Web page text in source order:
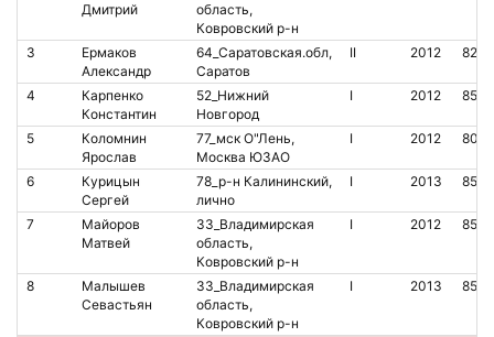
Дмитрий
область,
Ковровский р-н
3
Ермаков
Александр
64_Саратовская.обл,
Саратов
II 2012
4
Карпенко
Константин
52_Нижний
Новгород
I 2012
5
Коломнин
Ярослав
77_мск О"Лень,
Москва ЮЗАО
I 2012
6
Курицын
Сергей
78_р-н Калининский,
лично
I 2013
7
Майоров
Матвей
33_Владимирская
область,
Ковровский р-н
I 2012
8
Малышев
Севастьян
33_Владимирская
область,
Ковровский р-н
I 2013